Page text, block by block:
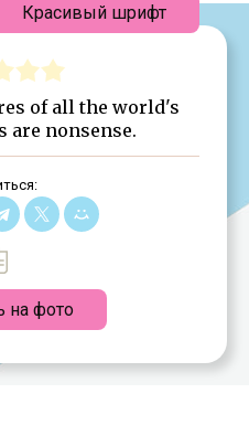
of all the world's
are nonsense.
на фото
Красивый шрифт